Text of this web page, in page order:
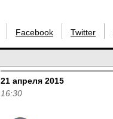
Facebook Twitter
21 апреля 2015
16:30